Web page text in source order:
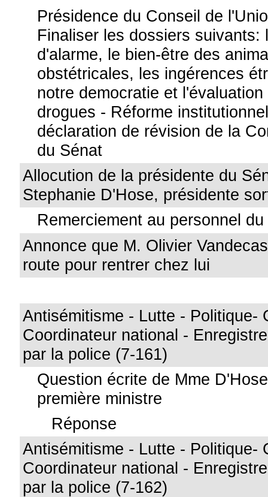
Présidence du Conseil de
Finaliser les dossiers suivants:
d'alarme, le bien-être des
obstétricales, les ingérences
notre democratie et
drogues - Réforme
déclaration de révision de la
du Sénat
Allocution de la présidente du
Stephanie D'Hose, présidente
Remerciement au personnel
Annonce que M. Olivier
route pour rentrer chez lui
Antisémitisme - Lutte - Politique-
Coordinateur national -
par la police (7-161)
Question écrite de Mme
première ministre
Réponse
Antisémitisme - Lutte - Politique-
Coordinateur national -
par la police (7-162)